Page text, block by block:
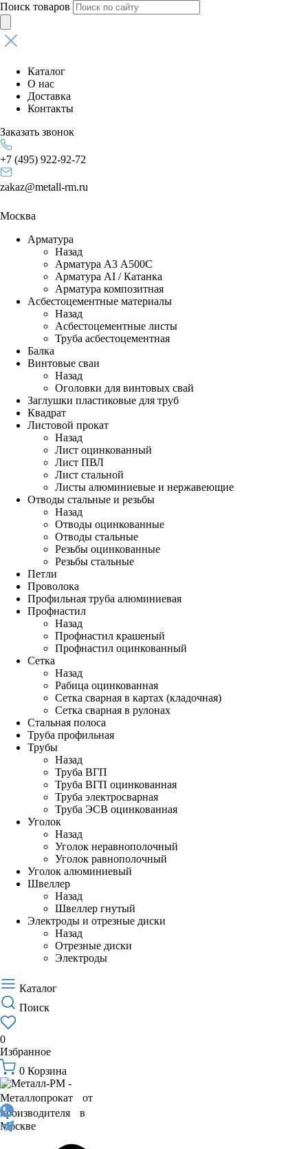
Поиск товаров
Каталог
О нас
Доставка
Контакты
Заказать звонок
+7 (495) 922-92-72
zakaz@metall-rm.ru
Москва
Арматура
Назад
Арматура А3 А500С
Арматура АI / Катанка
Арматура композитная
Асбестоцементные материалы
Назад
Асбестоцементные листы
Труба асбестоцементная
Балка
Винтовые сваи
Назад
Оголовки для винтовых свай
Заглушки пластиковые для труб
Квадрат
Листовой прокат
Назад
Лист оцинкованный
Лист ПВЛ
Лист стальной
Листы алюминиевые и нержавеющие
Отводы стальные и резьбы
Назад
Отводы оцинкованные
Отводы стальные
Резьбы оцинкованные
Резьбы стальные
Петли
Проволока
Профильная труба алюминиевая
Профнастил
Назад
Профнастил крашеный
Профнастил оцинкованный
Сетка
Назад
Рабица оцинкованная
Сетка сварная в картах (кладочная)
Сетка сварная в рулонах
Стальная полоса
Труба профильная
Трубы
Назад
Труба ВГП
Труба ВГП оцинкованная
Труба электросварная
Труба ЭСВ оцинкованная
Уголок
Назад
Уголок неравнополочный
Уголок равнополочный
Уголок алюминиевый
Швеллер
Назад
Швеллер гнутый
Электроды и отрезные диски
Назад
Отрезные диски
Электроды
Каталог
Поиск
0
Избранное
0 Корзина